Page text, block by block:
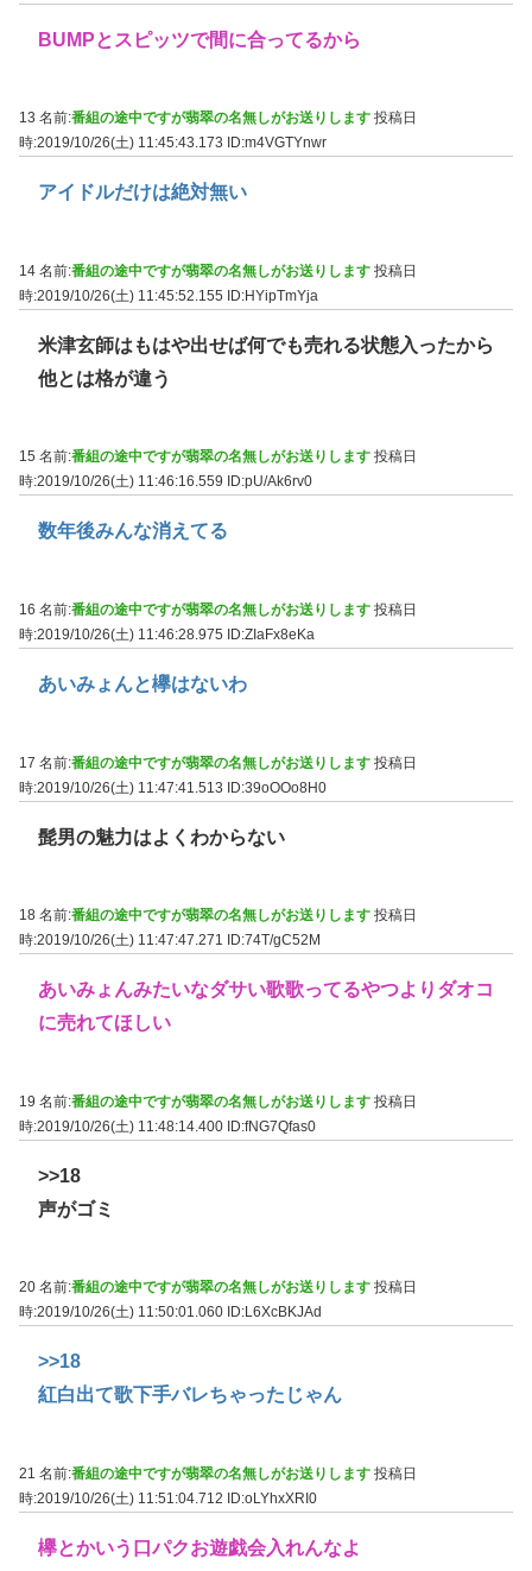
BUMPとスピッツで間に合ってるから
13 名前:番組の途中ですが翡翠の名無しがお送りします 投稿日
時:2019/10/26(土) 11:45:43.173
ID:m4VGTYnwr
アイドルだけは絶対無い
14 名前:番組の途中ですが翡翠の名無しがお送りします 投稿日
時:2019/10/26(土) 11:45:52.155 ID:HYipTmYja
米津玄師はもはや出せば何でも売れる状態入ったから
他とは格が違う
15 名前:番組の途中ですが翡翠の名無しがお送りします 投稿日
時:2019/10/26(土) 11:46:16.559
ID:pU/Ak6rv0
数年後みんな消えてる
16 名前:番組の途中ですが翡翠の名無しがお送りします 投稿日
時:2019/10/26(土) 11:46:28.975
ID:ZIaFx8eKa
あいみょんと欅はないわ
17 名前:番組の途中ですが翡翠の名無しがお送りします 投稿日
時:2019/10/26(土) 11:47:41.513 ID:39oOOo8H0
髭男の魅力はよくわからない
18 名前:番組の途中ですが翡翠の名無しがお送りします 投稿日
時:2019/10/26(土) 11:47:47.271
ID:74T/gC52M
あいみょんみたいなダサい歌歌ってるやつよりダオコ
に売れてほしい
19 名前:番組の途中ですが翡翠の名無しがお送りします 投稿日
時:2019/10/26(土) 11:48:14.400 ID:fNG7Qfas0
>>18
声がゴミ
20 名前:番組の途中ですが翡翠の名無しがお送りします 投稿日
時:2019/10/26(土) 11:50:01.060 ID:L6XcBKJAd
>>18
紅白出て歌下手バレちゃったじゃん
21 名前:番組の途中ですが翡翠の名無しがお送りします 投稿日
時:2019/10/26(土) 11:51:04.712
ID:oLYhxXRI0
欅とかいう口パクお遊戯会入れんなよ